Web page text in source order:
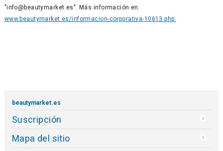
"info@beautymarket.es". Más información en
www.beautymarket.es/informacion-corporativa-10613.php.
beautymarket.es
Suscripción
Mapa del sitio